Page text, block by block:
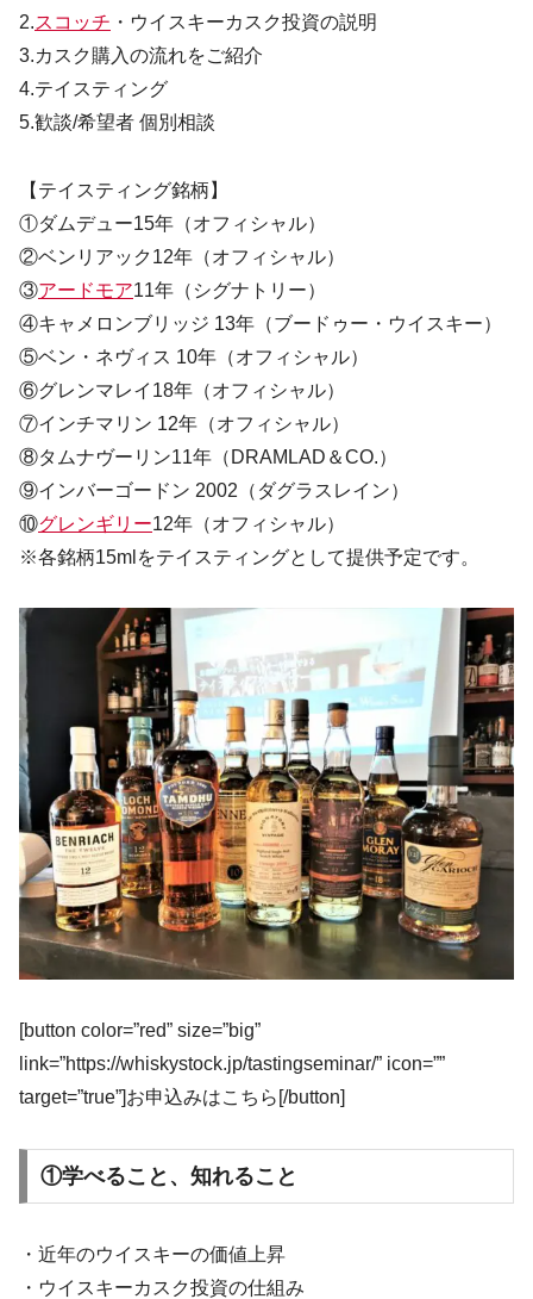
2.スコッチ ・ウイスキーカスク投資の説明
3.カスク購入の流れをご紹介
4.テイスティング
5.歓談/希望者 個別相談
【テイスティング銘柄】
①ダムデュー15年（オフィシャル）
②ベンリアック12年（オフィシャル）
③アードモア11年（シグナトリー）
④キャメロンブリッジ 13年（ブードゥー・ウイスキー）
⑤ベン・ネヴィス 10年（オフィシャル）
⑥グレンマレイ18年（オフィシャル）
⑦インチマリン 12年（オフィシャル）
⑧タムナヴーリン11年（DRAMLAD＆CO.）
⑨インバーゴードン 2002（ダグラスレイン）
⑩グレンギリー12年（オフィシャル）
※各銘柄15mlをテイスティングとして提供予定です。
[button color=”red” size=”big”
link=”https://whiskystock.jp/tastingseminar/” icon=””
target=”true”]お申込みはこちら[/button]
①学べること、知れること
・近年のウイスキーの価値上昇
・ウイスキーカスク投資の仕組み